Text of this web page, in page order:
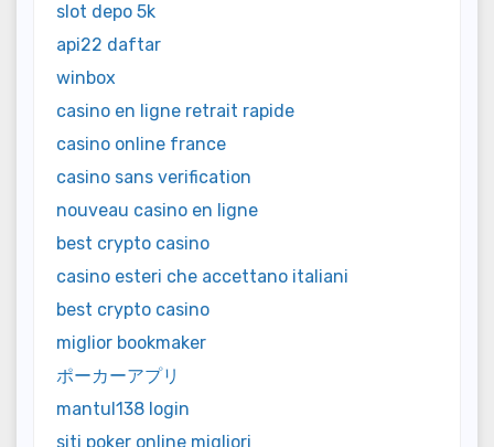
slot depo 5k
api22 daftar
winbox
casino en ligne retrait rapide
casino online france
casino sans verification
nouveau casino en ligne
best crypto casino
casino esteri che accettano italiani
best crypto casino
miglior bookmaker
ポーカーアプリ
mantul138 login
siti poker online migliori